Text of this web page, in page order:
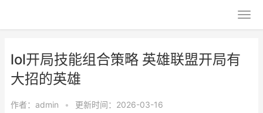
lol开局技能组合策略 英雄联盟开局有
大招的英雄
作者： admin • 更新时间：2026-03-16